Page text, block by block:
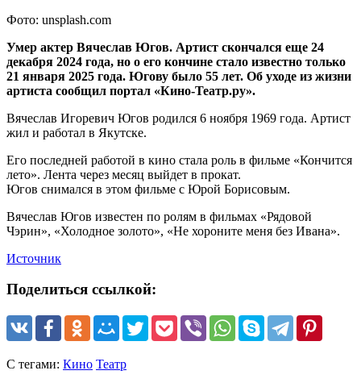
Фото: unsplash.com
Умер актер Вячеслав Югов. Артист скончался еще 24
декабря 2024 года, но о его кончине стало известно только
21 января 2025 года. Югову было 55 лет. Об уходе из жизни
артиста сообщил портал «Кино-Театр.ру».
Вячеслав Игоревич Югов родился 6 ноября 1969 года. Артист
жил и работал в Якутске.
Его последней работой в кино стала роль в фильме «Кончится
лето». Лента через месяц выйдет в прокат.
Югов снимался в этом фильме с Юрой Борисовым.
Вячеслав Югов известен по ролям в фильмах «Рядовой
Чэрин», «Холодное золото», «Не хороните меня без Ивана».
Источник
Поделиться ссылкой:
С тегами: Кино Театр